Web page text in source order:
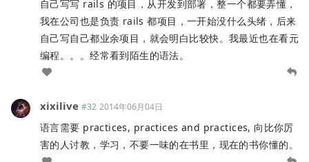
自己写写 rails 的项目，从开发到部署，整一个都要弄懂，
我在公司也是负责 rails 都项目，一开始没什么头绪，后来
自己写自己都业余项目，就会明白比较快。我最近也在看元
编程。。。经常看到陌生的语法。
xixilive #32 2014年06月04日
语言需要 practices, practices and practices, 向比你厉
害的人讨教，学习，不要一味的在书里，现在的书你懂的。